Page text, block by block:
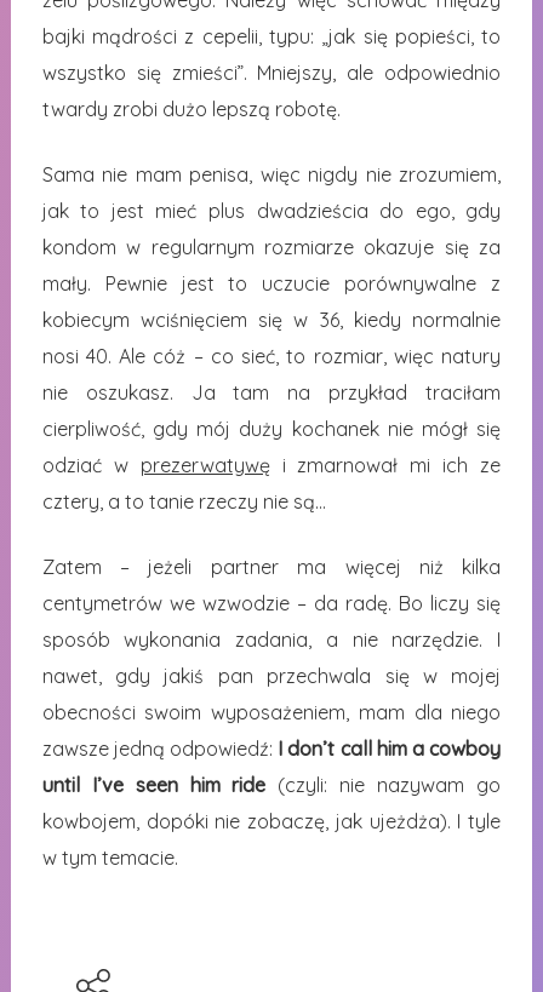
bajki mądrości z cepelii, typu: „jak się popieści, to
wszystko się zmieści”. Mniejszy, ale odpowiednio
twardy zrobi dużo lepszą robotę.
Sama nie mam penisa, więc nigdy nie zrozumiem,
jak to jest mieć plus dwadzieścia do ego, gdy
kondom w regularnym rozmiarze okazuje się za
mały. Pewnie jest to uczucie porównywalne z
kobiecym wciśnięciem się w 36, kiedy normalnie
nosi 40. Ale cóż – co sieć, to rozmiar, więc natury
nie oszukasz. Ja tam na przykład traciłam
cierpliwość, gdy mój duży kochanek nie mógł się
odziać w prezerwatywęi zmarnował mi ich ze
cztery, a to tanie rzeczy nie są…
Zatem – jeżeli partner ma więcej niż kilka
centymetrów we wzwodzie – da radę. Bo liczy się
sposób wykonania zadania, a nie narzędzie. I
nawet, gdy jakiś pan przechwala się w mojej
obecności swoim wyposażeniem, mam dla niego
zawsze jedną odpowiedź: I don’t call him a cowboy
until I’ve seen him ride (czyli: nie nazywam go
kowbojem, dopóki nie zobaczę, jak ujeżdża). I tyle
w tym temacie.